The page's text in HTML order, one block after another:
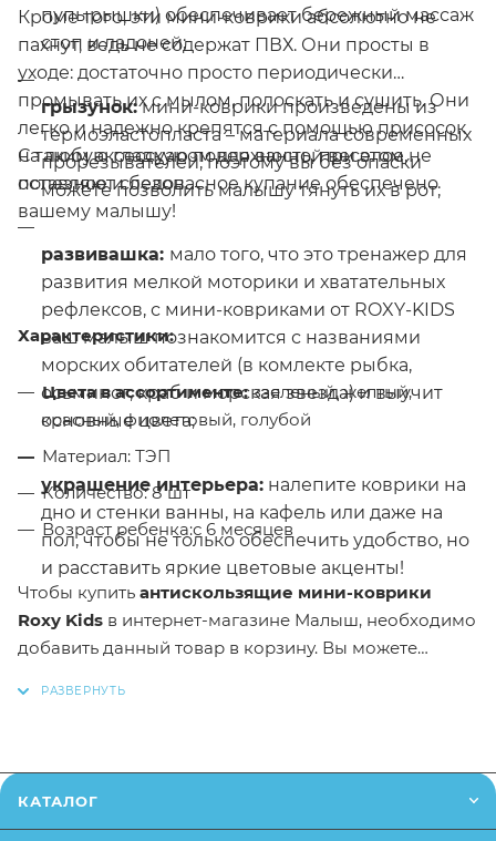
пупырышки) обеспечивает бережный массаж
стоп и ладоней;
грызунок:мини-коврики произведены из
термоэластопласта – материала современных
прорезывателей, поэтому вы без опаски
можете позволить малышу тянуть их в рот;
развивашка: мало того, что это тренажер для
развития мелкой моторики и хватательных
рефлексов, с мини-ковриками от ROXY-KIDS
ваш малыш познакомится с названиями
морских обитателей (в комлекте рыбка,
осьминог, краб и морская звезда) и выучит
основные цвета;
украшение интерьера: налепите коврики на
дно и стенки ванны, на кафель или даже на
пол, чтобы не только обеспечить удобство, но
и расставить яркие цветовые акценты!
Кроме того, эти мини-коврики абсолютно не
пахнут, ведь не содержат ПВХ. Они просты в
уходе: достаточно просто периодически
промывать их с мылом, полоскать и сушить. Они
легко и надежно крепятся с помощью присосок
на любую гладкую поверхность, при этом не
оставляют следов.
С таким аксессуаром для ванной веселое,
полезное и безопасное купание обеспечено
вашему малышу!
Характеристики:
Цвета в ассортименте:ззеленый, желтый,
красный, фиолетовый, голубой
Материал: ТЭП
Количество: 8 шт
Возраст ребенка:с 6 месяцев
Чтобы купить антискользящие мини-коврики
Roxy Kids в интернет-магазине Малыш, необходимо
добавить данный товар в корзину. Вы можете
КАТАЛОГ